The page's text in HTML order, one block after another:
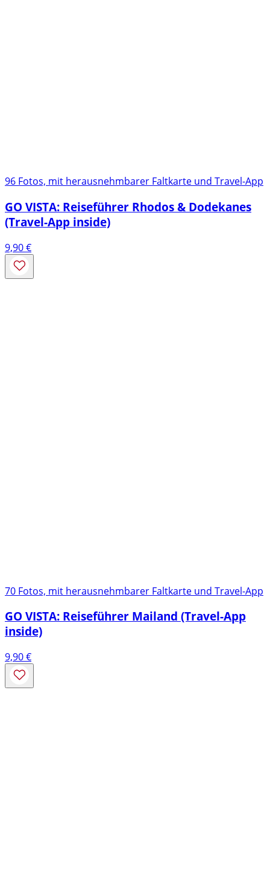
96 Fotos, mit herausnehmbarer Faltkarte und Travel-App
GO VISTA: Reiseführer Rhodos & Dodekanes
(Travel-App inside)
9,90€
70 Fotos, mit herausnehmbarer Faltkarte und Travel-App
GO VISTA: Reiseführer Mailand (Travel-App
inside)
9,90€